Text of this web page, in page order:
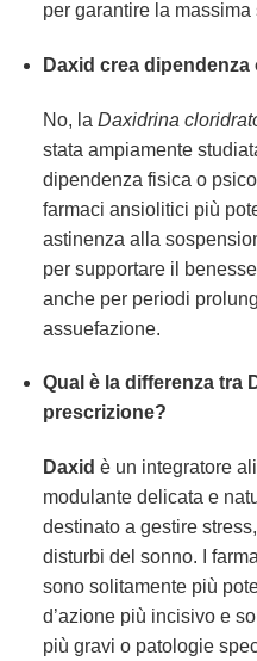
per garantire la massima
Daxid crea
No, la Daxidrina
stata ampiamente
dipendenza fisica o
farmaci ansiolitici più
astinenza alla
per supportare il
anche per periodi
assuefazione.
Qual è la differenza tra
prescrizione?
Daxid è un integratore
modulante delicata e
destinato a gestire
disturbi del sonno. I
sono solitamente più
d’azione più incisivo e
più gravi o patologie